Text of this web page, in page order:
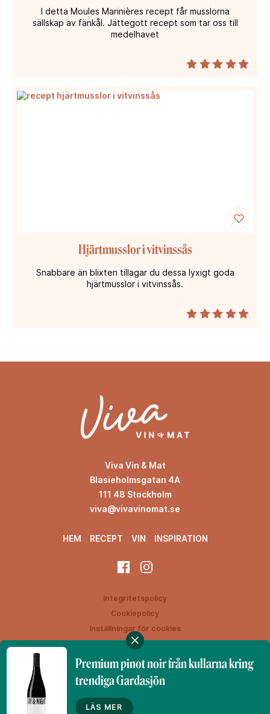
I detta Moules Marinières recept får musslorna
sällskap av fänkål. Jättegott recept som tar oss till
medelhavet
Hjärtmusslor i vitvinssås
Snabbare än blixten tillagar du dessa lyxigt goda
hjärtmusslor i vitvinssås.
Viva Vin & Mat
Blasieholmsgatan 4A
111 48 Stockholm
viva@vivavinomat.se
HEM RECEPT VIN INSPIRATION
Integritetspolicy
Cookiepolicy
Inställningar för cookies
Denna webbplats drivs av Vinklubben i Norden AB
© 2026 vivavinomat.se
Premium pinot noir från kullarna kring
trendiga Gardasjön
LÄS MER